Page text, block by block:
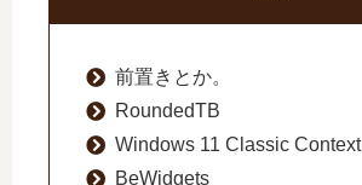
前置きとか。
RoundedTB
Windows 11 Classic
BeWidgets